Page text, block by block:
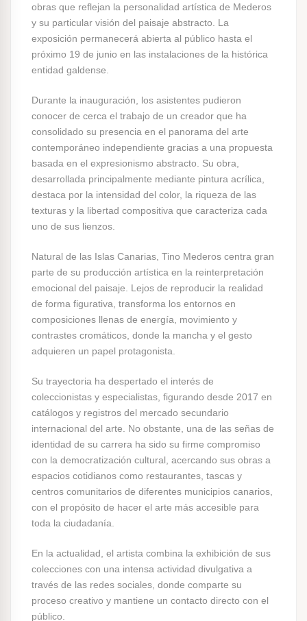
obras que reflejan la personalidad artística de Mederos
y su particular visión del paisaje abstracto. La
exposición permanecerá abierta al público hasta el
próximo 19 de junio en las instalaciones de la histórica
entidad galdense.
Durante la inauguración, los asistentes pudieron
conocer de cerca el trabajo de un creador que ha
consolidado su presencia en el panorama del arte
contemporáneo independiente gracias a una propuesta
basada en el expresionismo abstracto. Su obra,
desarrollada principalmente mediante pintura acrílica,
destaca por la intensidad del color, la riqueza de las
texturas y la libertad compositiva que caracteriza cada
uno de sus lienzos.
Natural de las Islas Canarias, Tino Mederos centra gran
parte de su producción artística en la reinterpretación
emocional del paisaje. Lejos de reproducir la realidad
de forma figurativa, transforma los entornos en
composiciones llenas de energía, movimiento y
contrastes cromáticos, donde la mancha y el gesto
adquieren un papel protagonista.
Su trayectoria ha despertado el interés de
coleccionistas y especialistas, figurando desde 2017 en
catálogos y registros del mercado secundario
internacional del arte. No obstante, una de las señas de
identidad de su carrera ha sido su firme compromiso
con la democratización cultural, acercando sus obras a
espacios cotidianos como restaurantes, tascas y
centros comunitarios de diferentes municipios canarios,
con el propósito de hacer el arte más accesible para
toda la ciudadanía.
En la actualidad, el artista combina la exhibición de sus
colecciones con una intensa actividad divulgativa a
través de las redes sociales, donde comparte su
proceso creativo y mantiene un contacto directo con el
público.